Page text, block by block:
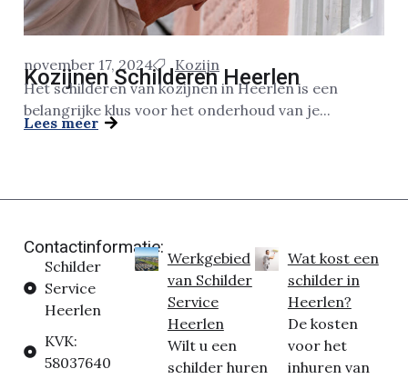
november 17, 2024 Kozijn
Kozijnen Schilderen Heerlen
Het schilderen van kozijnen in Heerlen is een
belangrijke klus voor het onderhoud van je...
Lees meer
Contactinformatie:
Schilder
Service
Heerlen
KVK:
58037640
Werkgebied
van Schilder
Service
Heerlen
Wilt u een
schilder huren
Wat kost een
schilder in
Heerlen?
De kosten
voor het
inhuren van